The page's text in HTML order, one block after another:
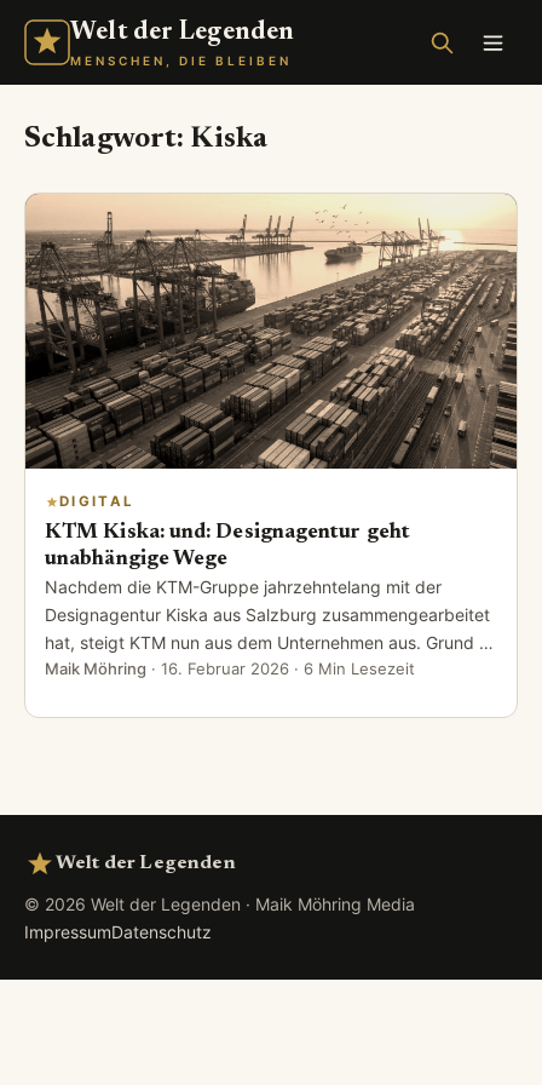
Welt der Legenden
MENSCHEN, DIE BLEIBEN
Schlagwort: Kiska
DIGITAL
KTM Kiska: und: Designagentur geht
unabhängige Wege
Nachdem die KTM-Gruppe jahrzehntelang mit der
Designagentur Kiska aus Salzburg zusammengearbeitet
hat, steigt KTM nun aus dem Unternehmen aus. Grund …
Maik Möhring · 16. Februar 2026 · 6 Min Lesezeit
Welt der Legenden
© 2026 Welt der Legenden · Maik Möhring Media
ImpressumDatenschutz